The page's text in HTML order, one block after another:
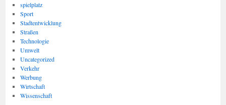
spielplatz
Sport
Stadtentwicklung
Straßen
Technologie
Umwelt
Uncategorized
Verkehr
Werbung
Wirtschaft
Wissenschaft